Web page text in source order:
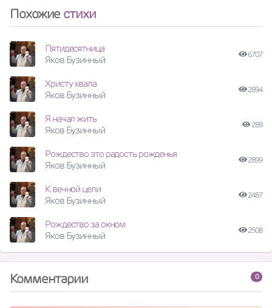
Похожие стихи
Пятидесятница
Яков Бузинный
6707
Христу хвала
Яков Бузинный
2894
Я начал жить
Яков Бузинный
289
Рождество это радость рожденья
Яков Бузинный
2899
К вечной цели
Яков Бузинный
2487
Рождество за окном
Яков Бузинный
2508
0
Комментарии